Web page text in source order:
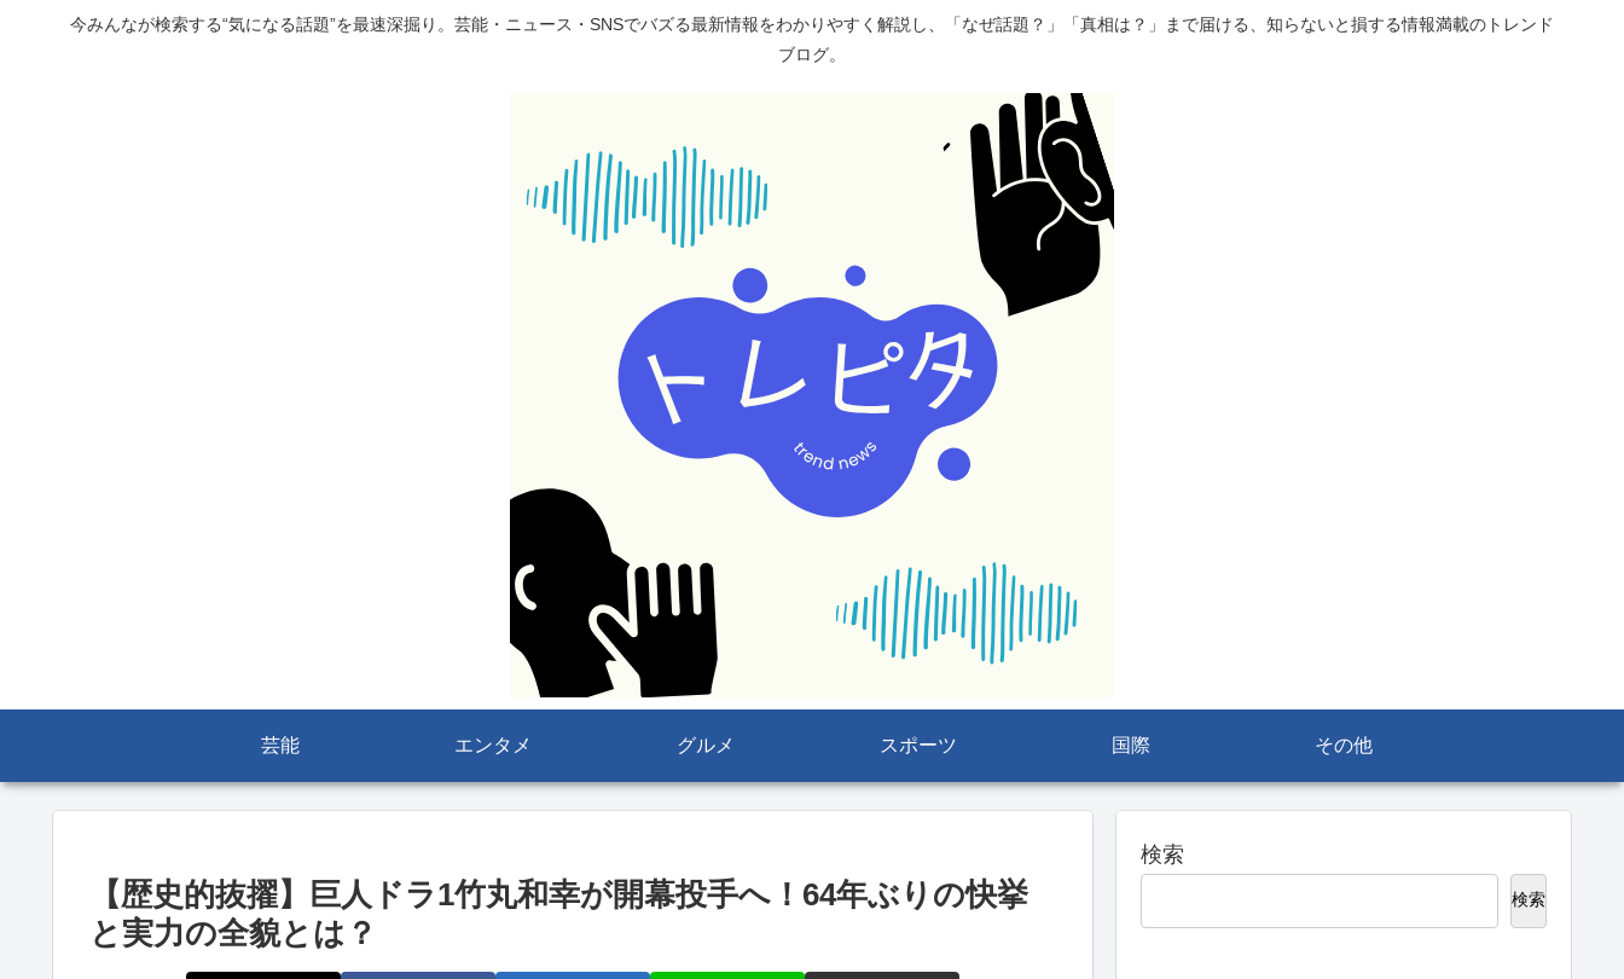
今みんなが検索する“気になる話題”を最速深掘り。芸能・ニュース・SNSでバズる最新情報をわかりやすく解説し、「なぜ話題？」「真相は？」まで届ける、知らないと損する情報満載のトレンド
ブログ。
芸能 エンタメ グルメ スポーツ 国際 その他
【歴史的抜擢】巨人ドラ1竹丸和幸が開幕投手へ！64年ぶりの快挙
と実力の全貌とは？
検索
検索